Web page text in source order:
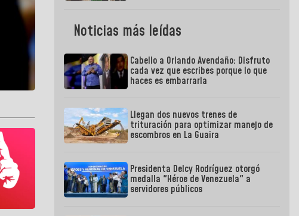
Noticias más leídas
Cabello a Orlando Avendaño: Disfruto
cada vez que escribes porque lo que
haces es embarrarla
Llegan dos nuevos trenes de
trituración para optimizar manejo de
escombros en La Guaira
Presidenta Delcy Rodríguez otorgó
medalla "Héroe de Venezuela" a
servidores públicos